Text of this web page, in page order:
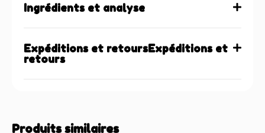
Ingrédients et analyse
Expéditions et retoursExpéditions et
retours
Produits similaires